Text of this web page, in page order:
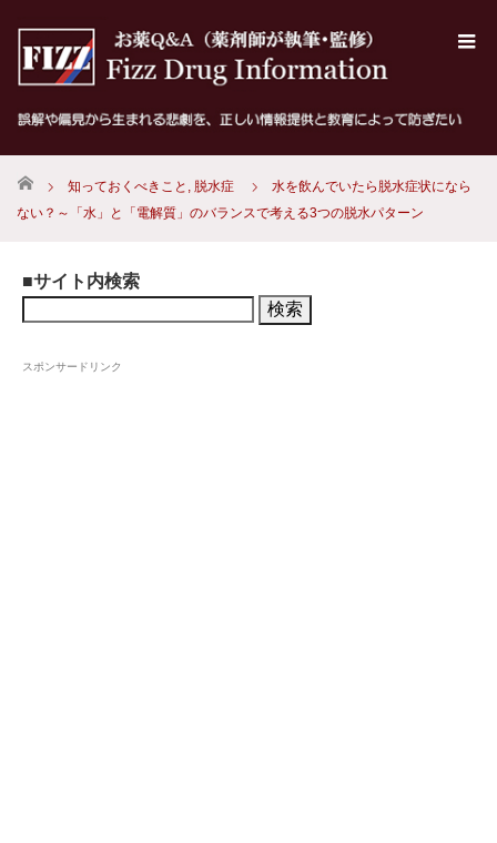
ホーム 知っておくべきこと , 脱水症
水を飲んでいたら脱水症状になら
ない？～「水」と「電解質」のバランスで考える3つの脱水パターン
■サイト内検索
スポンサードリンク